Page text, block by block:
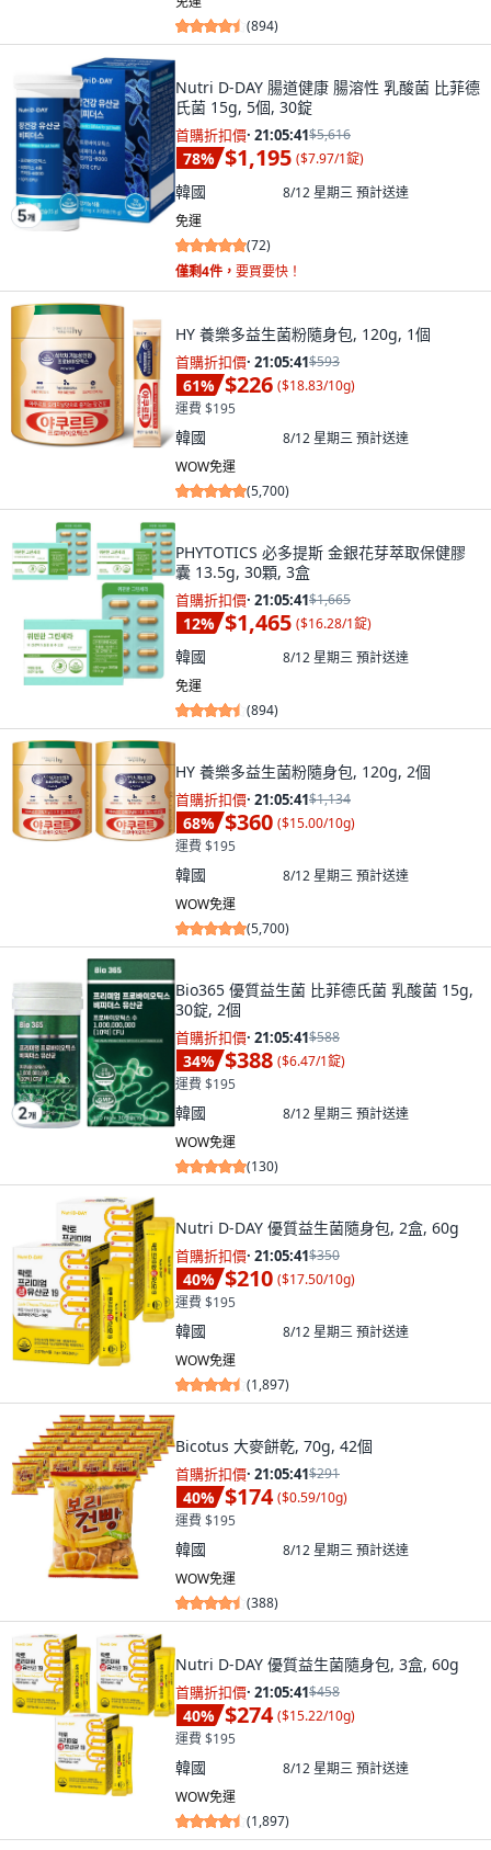
(894)
Nutri D-DAY 腸道健康 腸溶性 乳酸菌 比菲德
氏菌 15g, 5個, 30錠
首購折扣價· 21:05:40$5,616
78% $1,195 ($7.97/1錠)
韓國 8/12 星期三預計送達
免運
(72)
僅剩4件， 要買要快！
HY 養樂多益生菌粉隨身包, 120g, 1個
首購折扣價· 21:05:40$593
61% $226 ($18.83/10g)
運費 $195
韓國 8/12 星期三預計送達
WOW免運
(5,700)
PHYTOTICS 必多提斯 金銀花芽萃取保健膠
囊 13.5g, 30顆, 3盒
首購折扣價· 21:05:40$1,665
12% $1,465 ($16.28/1錠)
韓國 8/12 星期三預計送達
免運
(894)
HY 養樂多益生菌粉隨身包, 120g, 2個
首購折扣價· 21:05:40$1,134
68% $360 ($15.00/10g)
運費 $195
韓國 8/12 星期三預計送達
WOW免運
(5,700)
Bio365 優質益生菌 比菲德氏菌 乳酸菌 15g,
30錠, 2個
首購折扣價· 21:05:40$588
34% $388 ($6.47/1錠)
運費 $195
韓國 8/12 星期三預計送達
WOW免運
(130)
Nutri D-DAY 優質益生菌隨身包, 2盒, 60g
首購折扣價· 21:05:40$350
40% $210 ($17.50/10g)
運費 $195
韓國 8/12 星期三預計送達
WOW免運
(1,897)
Bicotus 大麥餅乾, 70g, 42個
首購折扣價· 21:05:40$291
40% $174 ($0.59/10g)
運費 $195
韓國 8/12 星期三預計送達
WOW免運
(388)
Nutri D-DAY 優質益生菌隨身包, 3盒, 60g
首購折扣價· 21:05:40$458
40% $274 ($15.22/10g)
運費 $195
韓國 8/12 星期三預計送達
WOW免運
(1,897)